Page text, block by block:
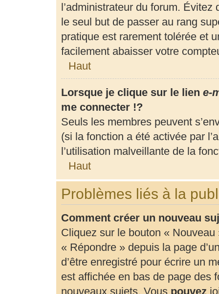
l’administrateur du forum.
le seul but de passer au rang
pratique est rarement tolérée et
facilement abaisser votre
Haut
Lorsque je clique sur le lien e-
me connecter !?
Seuls les membres peuvent
(si la fonction a été activée par
l’utilisation malveillante de la
Haut
Problèmes liés à la
Comment créer un nouveau
Cliquez sur le bouton « Nouveau
« Répondre » depuis la page
d’être enregistré pour écrire un
est affichée en bas de page des
nouveaux sujets, Vous pouvez